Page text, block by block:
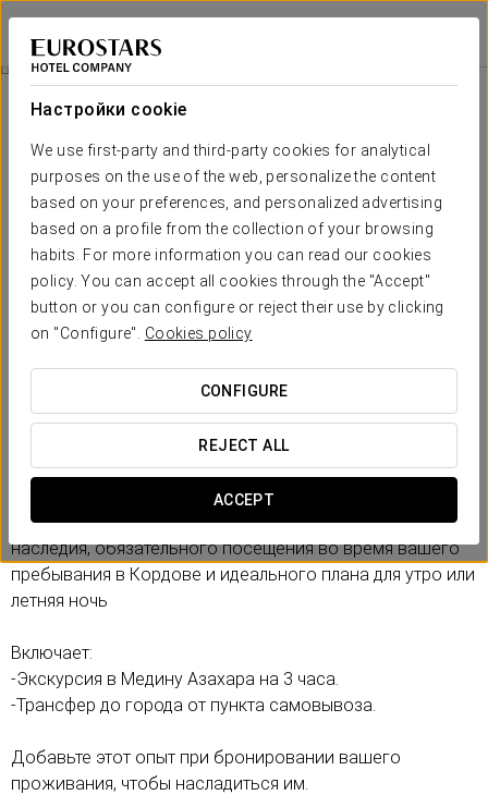
Настройки cookie
We use first-party and third-party cookies for analytical
purposes on the use of the web, personalize the content
based on your preferences, and personalized advertising
based on a profile from the collection of your browsing
habits. For more information you can read our cookies
policy. You can accept all cookies through the "Accept"
button or you can configure or reject their use by clicking
on "Configure". Cookies policy
CONFIGURE
REJECT ALL
ACCEPT
Eurostars Conquistador
КОРДОВА
Посетите Дворцовый Город Медина Асаара
30€
Посетите дворцовый город Медина
Откройте для себя очарование одного из чудес
Кордовы, одного из самых важных археологических
памятников в Испании, города халифата Медина-
Азахара, объявленного ЮНЕСКО объектом Всемирного
наследия, обязательного посещения во время вашего
пребывания в Кордове и идеального плана для утро или
летняя ночь
Включает:
-Экскурсия в Медину Азахара на 3 часа.
-Трансфер до города от пункта самовывоза.
Добавьте этот опыт при бронировании вашего
проживания, чтобы насладиться им.